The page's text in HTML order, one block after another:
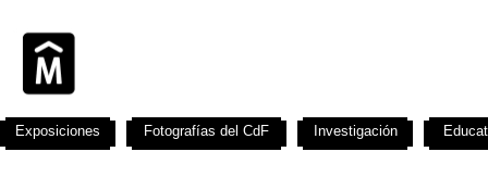
Exposiciones Fotografías del CdF Investigación